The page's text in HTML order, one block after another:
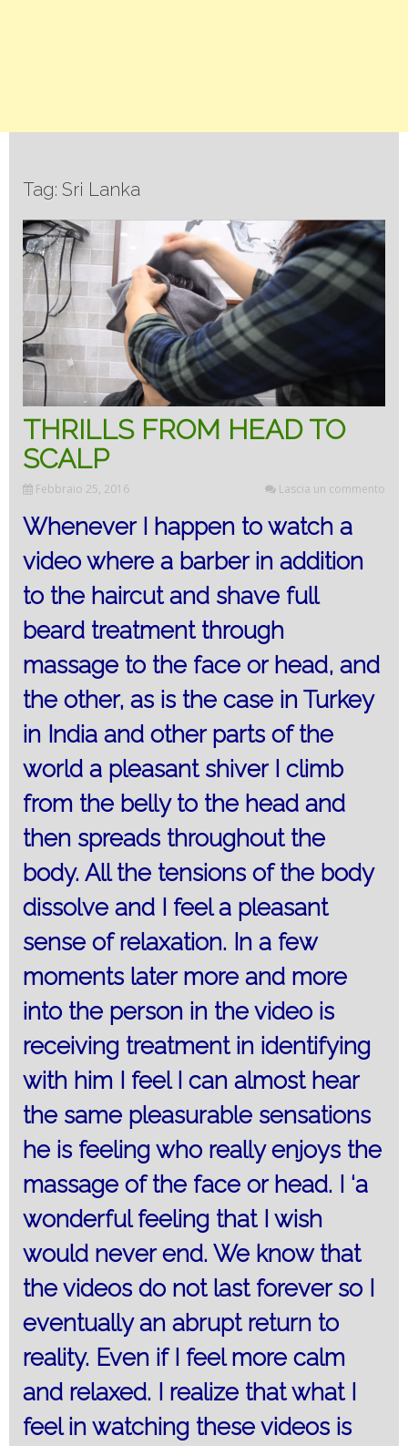
Tag: Sri Lanka
THRILLS FROM HEAD TO
SCALP
Febbraio 25, 2016 Lascia un commento
Whenever I happen to watch a
video where a barber in addition
to the haircut and shave full
beard treatment through
massage to the face or head, and
the other, as is the case in Turkey
in India and other parts of the
world a pleasant shiver I climb
from the belly to the head and
then spreads throughout the
body. All the tensions of the body
dissolve and I feel a pleasant
sense of relaxation. In a few
moments later more and more
into the person in the video is
receiving treatment in identifying
with him I feel I can almost hear
the same pleasurable sensations
he is feeling who really enjoys the
massage of the face or head. I ‘a
wonderful feeling that I wish
would never end. We know that
the videos do not last forever so I
eventually an abrupt return to
reality. Even if I feel more calm
and relaxed. I realize that what I
feel in watching these videos is